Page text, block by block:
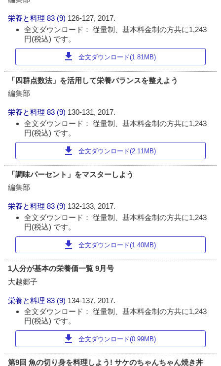
栄養と料理 83 (9) 126-127, 2017.
全文ダウンロード： 従量制、基本料金制の方共に1,243
円(税込) です。
download 全文ダウンロード(1.81MB)
「四群点数法」を活用して栄養バランスを整えよう
編集部
栄養と料理 83 (9) 130-131, 2017.
全文ダウンロード： 従量制、基本料金制の方共に1,243
円(税込) です。
download 全文ダウンロード(2.11MB)
「調味パーセント」をマスターしよう
編集部
栄養と料理 83 (9) 132-133, 2017.
全文ダウンロード： 従量制、基本料金制の方共に1,243
円(税込) です。
download 全文ダウンロード(1.40MB)
1人分が基本の栄養価一覧 9月号
大越郷子
栄養と料理 83 (9) 134-137, 2017.
全文ダウンロード： 従量制、基本料金制の方共に1,243
円(税込) です。
download 全文ダウンロード(0.99MB)
第9回 魚の切り身を料理しよう! サケのちゃんちゃん焼き丼